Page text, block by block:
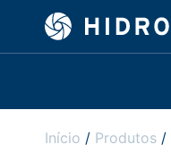
Início / Produtos /